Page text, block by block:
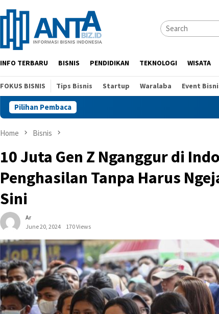
INFO TERBARU BISNIS PENDIDIKAN TEKNOLOGI WISATA
FOKUS BISNIS Tips Bisnis Startup Waralaba Event
Pilihan Pembaca
Home Bisnis
10 Juta Gen Z Nganggur di
Penghasilan Tanpa Harus
Sini
Ar
June 20, 2024
170 Views